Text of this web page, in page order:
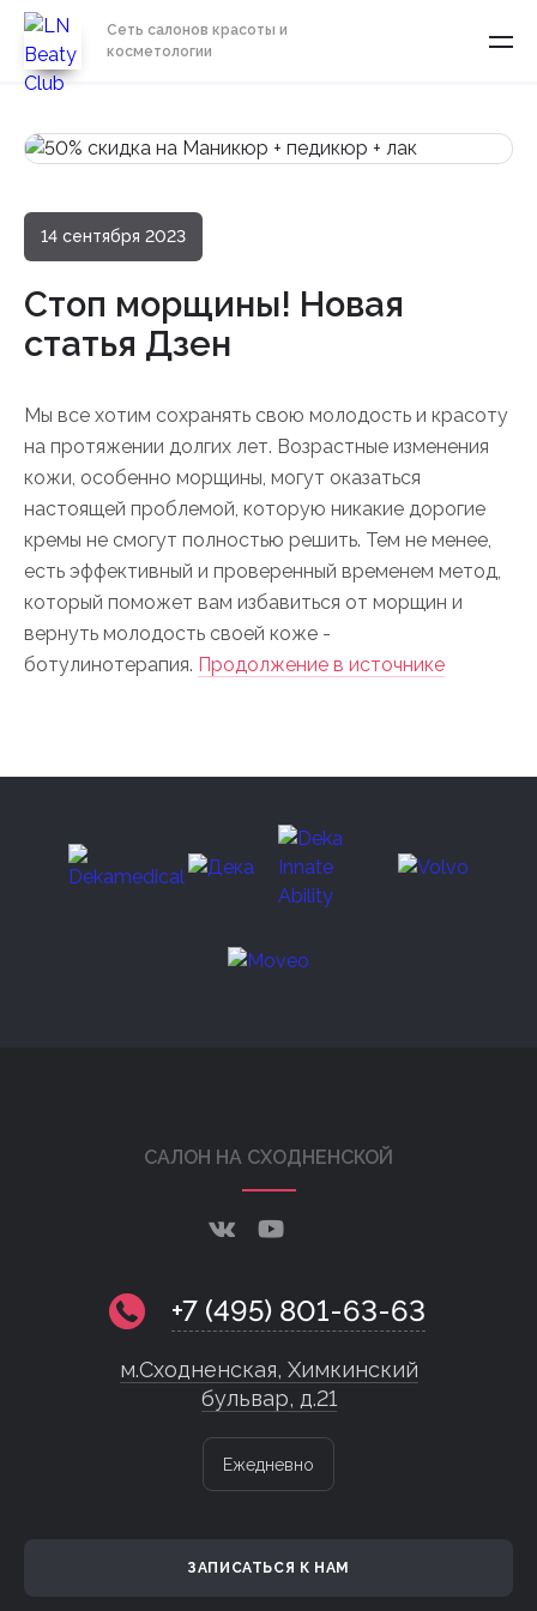
Сеть салонов красоты и
косметологии
14 сентября 2023
Стоп морщины! Новая
статья Дзен
Мы все хотим сохранять свою молодость и красоту
на протяжении долгих лет. Возрастные изменения
кожи, особенно морщины, могут оказаться
настоящей проблемой, которую никакие дорогие
кремы не смогут полностью решить. Тем не менее,
есть эффективный и проверенный временем метод,
который поможет вам избавиться от морщин и
вернуть молодость своей коже -
ботулинотерапия. Продолжение в источнике
САЛОН НА СХОДНЕНСКОЙ
+7 (495) 801-63-63
м.Сходненская, Химкинский
бульвар, д.21
Ежедневно
ЗАПИСАТЬСЯ К НАМ